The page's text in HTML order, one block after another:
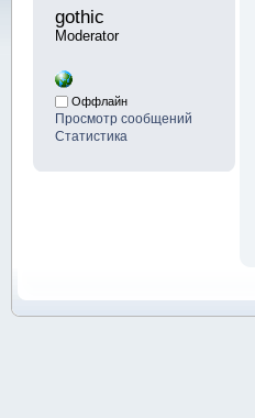
gothic
Moderator
Оффлайн
Просмотр сообщений
Статистика